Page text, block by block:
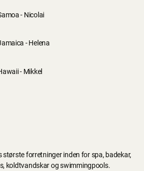
- Nicolai
- Helena
- Mikkel
største forretninger inden for spa, badekar,
koldtvandskar og swimmingpools.